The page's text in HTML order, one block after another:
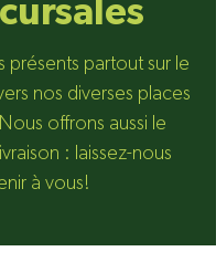
présents partout sur le
nos diverses places
offrons aussi le
: laissez-nous
à vous!